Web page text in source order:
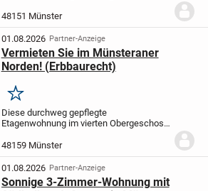
herrlichem Grünblick!
Charme der 50-er Jahre stellt mit
originalem Treppenhaus und...
48151 Münster
01.08.2026 Partner-Anzeige
Vermieten Sie im Münsteraner
Norden! (Erbbaurecht)
Merken
Diese durchweg gepflegte
Etagenwohnung im vierten Obergeschoss
dem Baujahr 1970 besticht durch ihren
ruhigen, klar strukturierten Charakter und
bietet eine...
48159 Münster
01.08.2026 Partner-Anzeige
Sonnige 3-Zimmer-Wohnung mit